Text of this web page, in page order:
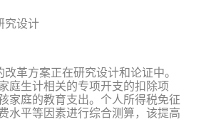
究设计
改革方案正在研究设计和论证中。
庭生计相关的专项开支的扣除项
家庭的教育支出。个人所得税免征
水平等因素进行综合测算，该提高